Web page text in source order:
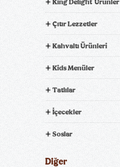
King Delight Ürünler
Çıtır Lezzetler
Kahvaltı Ürünleri
Kids Menüler
Tatlılar
İçecekler
Soslar
Diğer